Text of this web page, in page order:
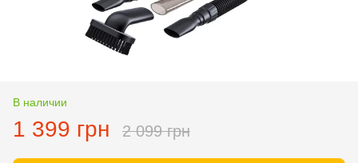
В наличии
1 399 грн 2 099 грн